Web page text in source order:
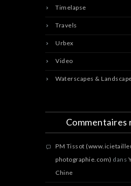
Timelapse
Travels
Urbex
Video
Waterscapes &
Commentaires
PM Tissot
photographie.com) dans
Chine